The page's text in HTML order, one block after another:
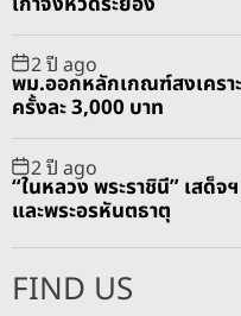
2 ปี ago
พม.ออกหลักเกณฑ์สงเครา
ครั้งละ 3,000 บาท
2 ปี ago
“ในหลวง พระราชินี” เสด็
และพระอรหันตธาตุ
FIND US